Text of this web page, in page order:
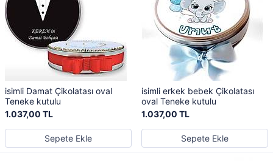
isimli Damat Çikolatası oval
Teneke kutulu
1.037,00 TL
Sepete Ekle
isimli erkek bebek Çikolatası
oval Teneke kutulu
1.037,00 TL
Sepete Ekle